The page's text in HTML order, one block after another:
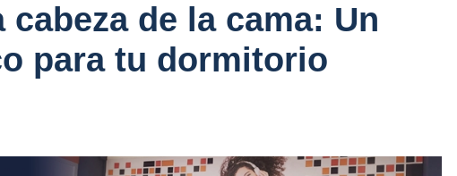
cabeza de la cama: Un
para tu dormitorio